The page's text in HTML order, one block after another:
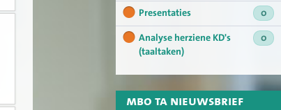
Presentaties
0
Analyse herziene KD's
(taaltaken)
0
mbo ta nieuwsbrief